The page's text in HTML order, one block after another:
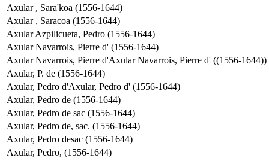
Axular , Sara'koa (1556-1644)
Axular , Saracoa (1556-1644)
Axular Azpilicueta, Pedro (1556-1644)
Axular Navarrois, Pierre d' (1556-1644)
Axular Navarrois, Pierre d'Axular Navarrois, Pierre d' ((1556-1644))
Axular, P. de (1556-1644)
Axular, Pedro d'Axular, Pedro d' (1556-1644)
Axular, Pedro de (1556-1644)
Axular, Pedro de sac (1556-1644)
Axular, Pedro de, sac. (1556-1644)
Axular, Pedro desac (1556-1644)
Axular, Pedro, (1556-1644)